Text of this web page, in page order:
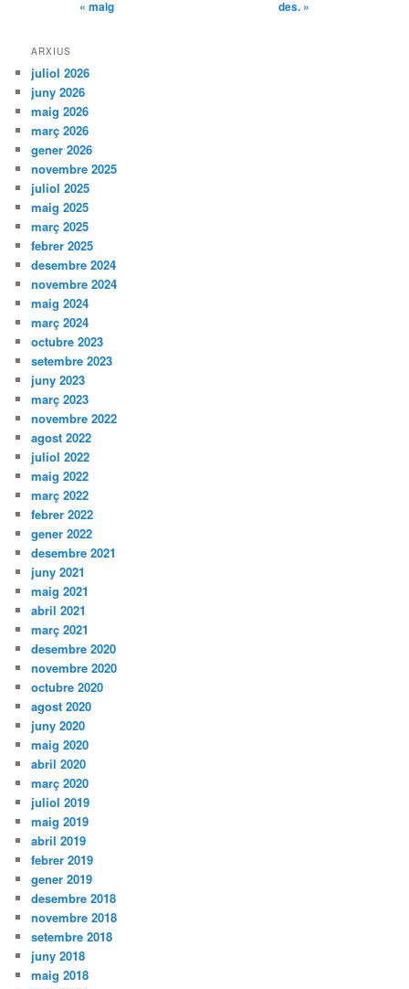
« maig des. »
ARXIUS
juliol 2026
juny 2026
maig 2026
març 2026
gener 2026
novembre 2025
juliol 2025
maig 2025
març 2025
febrer 2025
desembre 2024
novembre 2024
maig 2024
març 2024
octubre 2023
setembre 2023
juny 2023
març 2023
novembre 2022
agost 2022
juliol 2022
maig 2022
març 2022
febrer 2022
gener 2022
desembre 2021
juny 2021
maig 2021
abril 2021
març 2021
desembre 2020
novembre 2020
octubre 2020
agost 2020
juny 2020
maig 2020
abril 2020
març 2020
juliol 2019
maig 2019
abril 2019
febrer 2019
gener 2019
desembre 2018
novembre 2018
setembre 2018
juny 2018
maig 2018